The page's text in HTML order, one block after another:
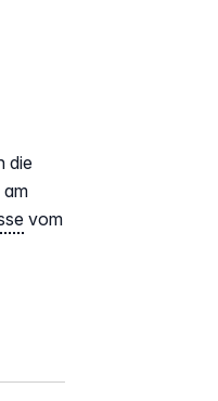
die
vom